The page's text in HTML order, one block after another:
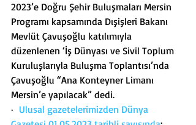
2023’e Doğru Şehir Buluşmaları Mersin
Programı kapsamında Dışişleri Bakanı
Mevlüt Çavuşoğlu katılımıyla
düzenlenen ‘İş Dünyası ve Sivil Toplum
Kuruluşlarıyla Buluşma Toplantısı’nda
Çavuşoğlu “Ana Konteyner Limanı
Mersin’e yapılacak” dedi.
· Ulusal gazetelerimizden Dünya